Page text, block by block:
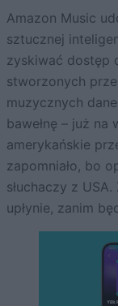
Amazon Music
sztucznej
zyskiwać dostęp
stworzonych
muzycznych
bawełnę – już na
amerykańskie
zapomniało, bo
słuchaczy z
upłynie, zanim